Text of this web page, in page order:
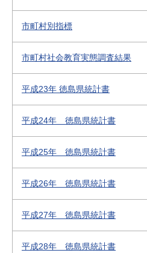
市町村別指標
市町村社会教育実態調査結果
平成23年 徳島県統計書
平成24年 徳島県統計書
平成25年 徳島県統計書
平成26年 徳島県統計書
平成27年 徳島県統計書
平成28年 徳島県統計書